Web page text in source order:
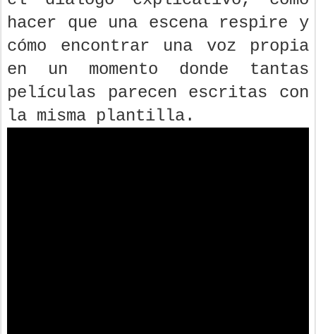
hacer que una escena respire y
cómo encontrar una voz propia
en un momento donde tantas
películas parecen escritas con
la misma plantilla.